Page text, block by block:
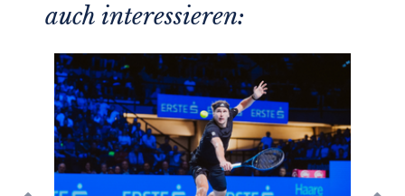
auch interessieren: